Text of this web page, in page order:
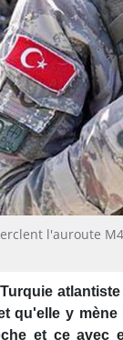
l'auroute
qu'elle y
et ce avec